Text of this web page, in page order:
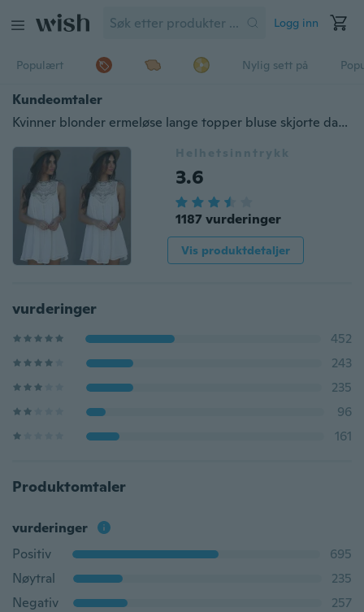
Logg inn
Populært Nylig sett på
Kundeomtaler
Kvinner blonder ermeløse lange topper bluse skjorte damer strand BOHO minikjole 6-16
Helhetsinntrykk
3.6
1187 vurderinger
Vis produktdetaljer
vurderinger
452
243
235
96
161
Produktomtaler
vurderinger
Positiv
695
Nøytral
235
Negativ
257